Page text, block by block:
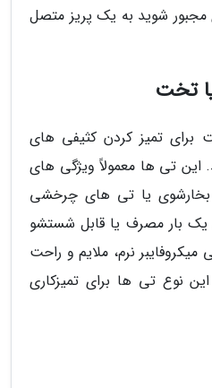
شوید به یک پریز متصل
تخت
برای تمیز کردن کثیفی های
این تی ها معمولاً ویژگی های
یا تی های چرخشی
یک بار مصرف یا قابل شستشو
نرم، ملایم و راحت
نوع تی ها برای تمیزکاری